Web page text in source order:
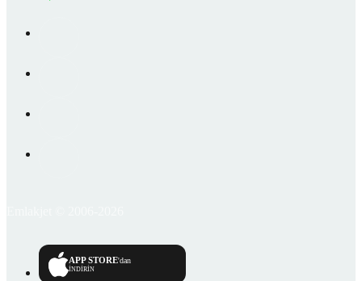
APP STORE'dan
İNDİRİN